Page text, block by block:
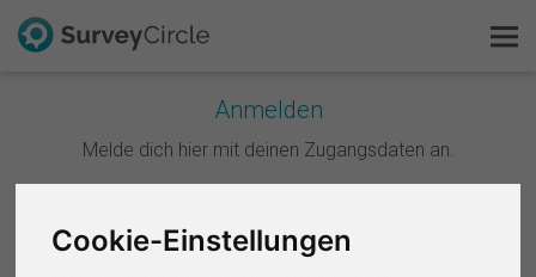
Cookie-Einstellungen
Anmelden
Melde dich hier mit deinen Zugangsdaten an.
Weiter mit Google
Das ist SurveyCircle